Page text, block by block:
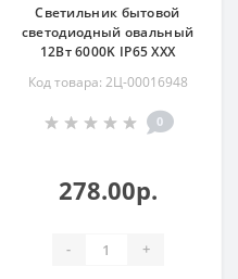
Светильник бытовой
светодиодный овальный
12Вт 6000K IP65 ХХХ
Код товара: 2Ц-00016948
0
278.00р.
- +